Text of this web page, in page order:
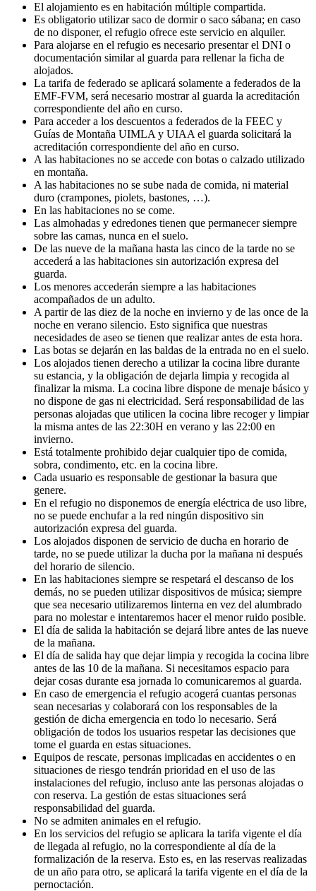
El alojamiento es en habitación múltiple compartida.
Es obligatorio utilizar saco de dormir o saco sábana; en caso
de no disponer, el refugio ofrece este servicio en alquiler.
Para alojarse en el refugio es necesario presentar el DNI o
documentación similar al guarda para rellenar la ficha de
alojados.
La tarifa de federado se aplicará solamente a federados de la
EMF-FVM, será necesario mostrar al guarda la acreditación
correspondiente del año en curso.
Para acceder a los descuentos a federados de la FEEC y
Guías de Montaña UIMLA y UIAA el guarda solicitará la
acreditación correspondiente del año en curso.
A las habitaciones no se accede con botas o calzado utilizado
en montaña.
A las habitaciones no se sube nada de comida, ni material
duro (crampones, piolets, bastones, …).
En las habitaciones no se come.
Las almohadas y edredones tienen que permanecer siempre
sobre las camas, nunca en el suelo.
De las nueve de la mañana hasta las cinco de la tarde no se
accederá a las habitaciones sin autorización expresa del
guarda.
Los menores accederán siempre a las habitaciones
acompañados de un adulto.
A partir de las diez de la noche en invierno y de las once de la
noche en verano silencio. Esto significa que nuestras
necesidades de aseo se tienen que realizar antes de esta hora.
Las botas se dejarán en las baldas de la entrada no en el suelo.
Los alojados tienen derecho a utilizar la cocina libre durante
su estancia, y la obligación de dejarla limpia y recogida al
finalizar la misma. La cocina libre dispone de menaje básico y
no dispone de gas ni electricidad. Será responsabilidad de las
personas alojadas que utilicen la cocina libre recoger y limpiar
la misma antes de las 22:30H en verano y las 22:00 en
invierno.
Está totalmente prohibido dejar cualquier tipo de comida,
sobra, condimento, etc. en la cocina libre.
Cada usuario es responsable de gestionar la basura que
genere.
En el refugio no disponemos de energía eléctrica de uso libre,
no se puede enchufar a la red ningún dispositivo sin
autorización expresa del guarda.
Los alojados disponen de servicio de ducha en horario de
tarde, no se puede utilizar la ducha por la mañana ni después
del horario de silencio.
En las habitaciones siempre se respetará el descanso de los
demás, no se pueden utilizar dispositivos de música; siempre
que sea necesario utilizaremos linterna en vez del alumbrado
para no molestar e intentaremos hacer el menor ruido posible.
El día de salida la habitación se dejará libre antes de las nueve
de la mañana.
El día de salida hay que dejar limpia y recogida la cocina libre
antes de las 10 de la mañana. Si necesitamos espacio para
dejar cosas durante esa jornada lo comunicaremos al guarda.
En caso de emergencia el refugio acogerá cuantas personas
sean necesarias y colaborará con los responsables de la
gestión de dicha emergencia en todo lo necesario. Será
obligación de todos los usuarios respetar las decisiones que
tome el guarda en estas situaciones.
Equipos de rescate, personas implicadas en accidentes o en
situaciones de riesgo tendrán prioridad en el uso de las
instalaciones del refugio, incluso ante las personas alojadas o
con reserva. La gestión de estas situaciones será
responsabilidad del guarda.
No se admiten animales en el refugio.
En los servicios del refugio se aplicara la tarifa vigente el día
de llegada al refugio, no la correspondiente al día de la
formalización de la reserva. Esto es, en las reservas realizadas
de un año para otro, se aplicará la tarifa vigente en el día de la
pernoctación.